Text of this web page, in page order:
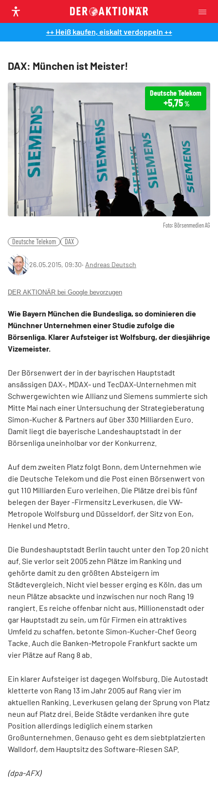
++ Heiß kaufen, eiskalt verdoppeln ++
DAX: München ist Meister!
Foto: Börsenmedien AG
Deutsche Telekom
+5,75%
Deutsche Telekom DAX
26.05.2015, 09:30‧ Andreas Deutsch
DER AKTIONÄR bei Google bevorzugen
Wie Bayern München die Bundesliga, so dominieren die
Münchner Unternehmen einer Studie zufolge die
Börsenliga. Klarer Aufsteiger ist Wolfsburg, der diesjährige
Vizemeister.
Der Börsenwert der in der bayrischen Hauptstadt
ansässigen DAX-, MDAX- und TecDAX-Unternehmen mit
Schwergewichten wie Allianz und Siemens summierte sich
Mitte Mai nach einer Untersuchung der Strategieberatung
Simon-Kucher & Partners auf über 330 Milliarden Euro.
Damit liegt die bayerische Landeshauptstadt in der
Börsenliga uneinholbar vor der Konkurrenz.
Auf dem zweiten Platz folgt Bonn, dem Unternehmen wie
die Deutsche Telekom und die Post einen Börsenwert von
gut 110 Milliarden Euro verleihen. Die Plätze drei bis fünf
belegen der Bayer -Firmensitz Leverkusen, die VW-
Metropole Wolfsburg und Düsseldorf, der Sitz von Eon,
Henkel und Metro.
Die Bundeshauptstadt Berlin taucht unter den Top 20 nicht
auf. Sie verlor seit 2005 zehn Plätze im Ranking und
gehörte damit zu den größten Absteigern im
Städtevergleich. Nicht viel besser erging es Köln, das um
neun Plätze absackte und inzwischen nur noch Rang 19
rangiert. Es reiche offenbar nicht aus, Millionenstadt oder
gar Hauptstadt zu sein, um für Firmen ein attraktives
Umfeld zu schaffen, betonte Simon-Kucher-Chef Georg
Tacke. Auch die Banken-Metropole Frankfurt sackte um
vier Plätze auf Rang 8 ab.
Ein klarer Aufsteiger ist dagegen Wolfsburg. Die Autostadt
kletterte von Rang 13 im Jahr 2005 auf Rang vier im
aktuellen Ranking. Leverkusen gelang der Sprung von Platz
neun auf Platz drei. Beide Städte verdanken ihre gute
Position allerdings lediglich einem starken
Großunternehmen. Genauso geht es dem siebtplatzierten
Walldorf, dem Hauptsitz des Software-Riesen SAP.
(dpa-AFX)